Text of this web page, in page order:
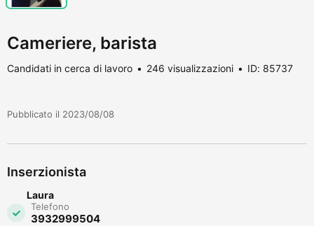
Cameriere, barista
Candidati in cerca di lavoro 246 visualizzazioni ID: 85737
Pubblicato il 2023/08/08
Inserzionista
Laura
Telefono
3932999504